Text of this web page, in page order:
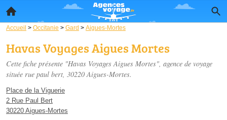
Accueil > Occitanie > Gard > Aigues-Mortes
Havas Voyages Aigues Mortes
Cette fiche présente "Havas Voyages Aigues Mortes", agence de voyage
située rue paul bert, 30220 Aigues-Mortes.
Place de la Viguerie
2 Rue Paul Bert
30220 Aigues-Mortes